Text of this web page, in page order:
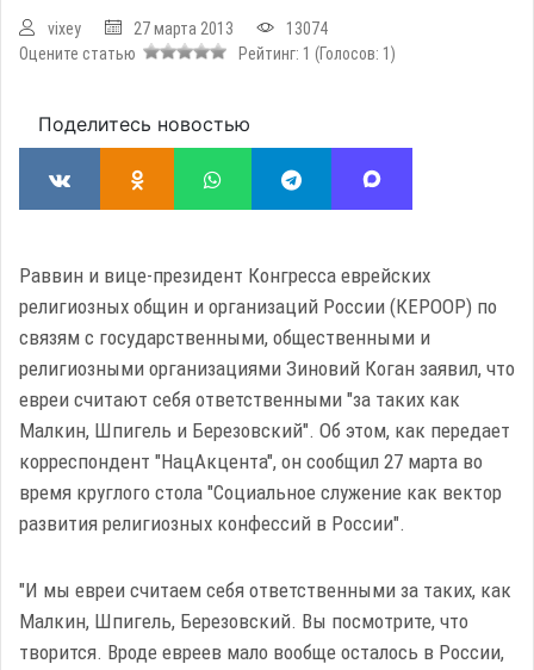
vixey 27 марта 2013
13074
Оцените статью
Рейтинг: 1 (Голосов: 1 )
Поделитесь новостью
Раввин и вице-президент Конгресса еврейских
религиозных общин и организаций России (КЕРООР) по
связям с государственными, общественными и
религиозными организациями Зиновий Коган заявил, что
евреи считают себя ответственными "за таких как
Малкин, Шпигель и Березовский". Об этом, как передает
корреспондент "НацАкцента", он сообщил 27 марта во
время круглого стола "Социальное служение как вектор
развития религиозных конфессий в России".
"И мы евреи считаем себя ответственными за таких, как
Малкин, Шпигель, Березовский. Вы посмотрите, что
творится. Вроде евреев мало вообще осталось в России,